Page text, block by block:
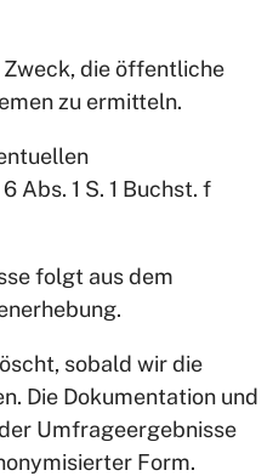
die öffentliche
zu ermitteln.
Abs. 1 S. 1 Buchst. f
folgt aus dem
sobald wir die
Die Dokumentation und
Umfrageergebnisse
Form.